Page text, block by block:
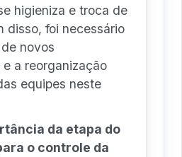
higieniza e troca de
disso, foi necessário
novos
a reorganização
equipes neste
da etapa do
o controle da